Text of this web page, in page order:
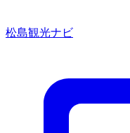
松島観光ナビ